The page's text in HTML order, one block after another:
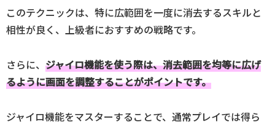
このテクニックは、特に広範囲を一度に消去するスキルと
相性が良く、上級者におすすめの戦略です。
さらに、 ジャイロ機能を使う際は、消去範囲を均等に広げ
るように画面を調整することがポイントです。
ジャイロ機能をマスターすることで、通常プレイでは得ら